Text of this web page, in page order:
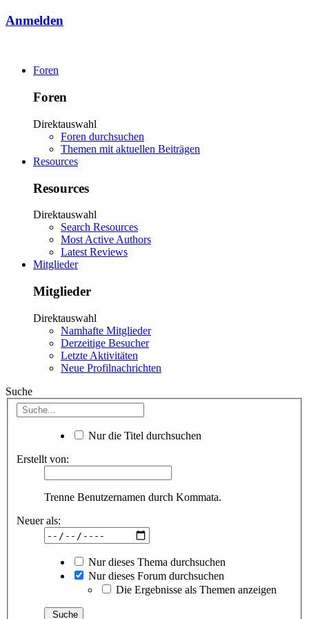
Anmelden
Foren
Foren
Direktauswahl
Foren durchsuchen
Themen mit aktuellen Beiträgen
Resources
Resources
Direktauswahl
Search Resources
Most Active Authors
Latest Reviews
Mitglieder
Mitglieder
Direktauswahl
Namhafte Mitglieder
Derzeitige Besucher
Letzte Aktivitäten
Neue Profilnachrichten
Suche
Nur die Titel durchsuchen
Erstellt von:
Trenne Benutzernamen durch Kommata.
Neuer als:
Nur dieses Thema durchsuchen
Nur dieses Forum durchsuchen
Die Ergebnisse als Themen anzeigen